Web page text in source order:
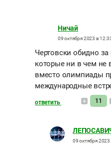
Ничай
09 октября 2023 в
Чертовски обидно
которые ни в чем не
вместо олимпиады
международные
ответить 11
09 октября 2023